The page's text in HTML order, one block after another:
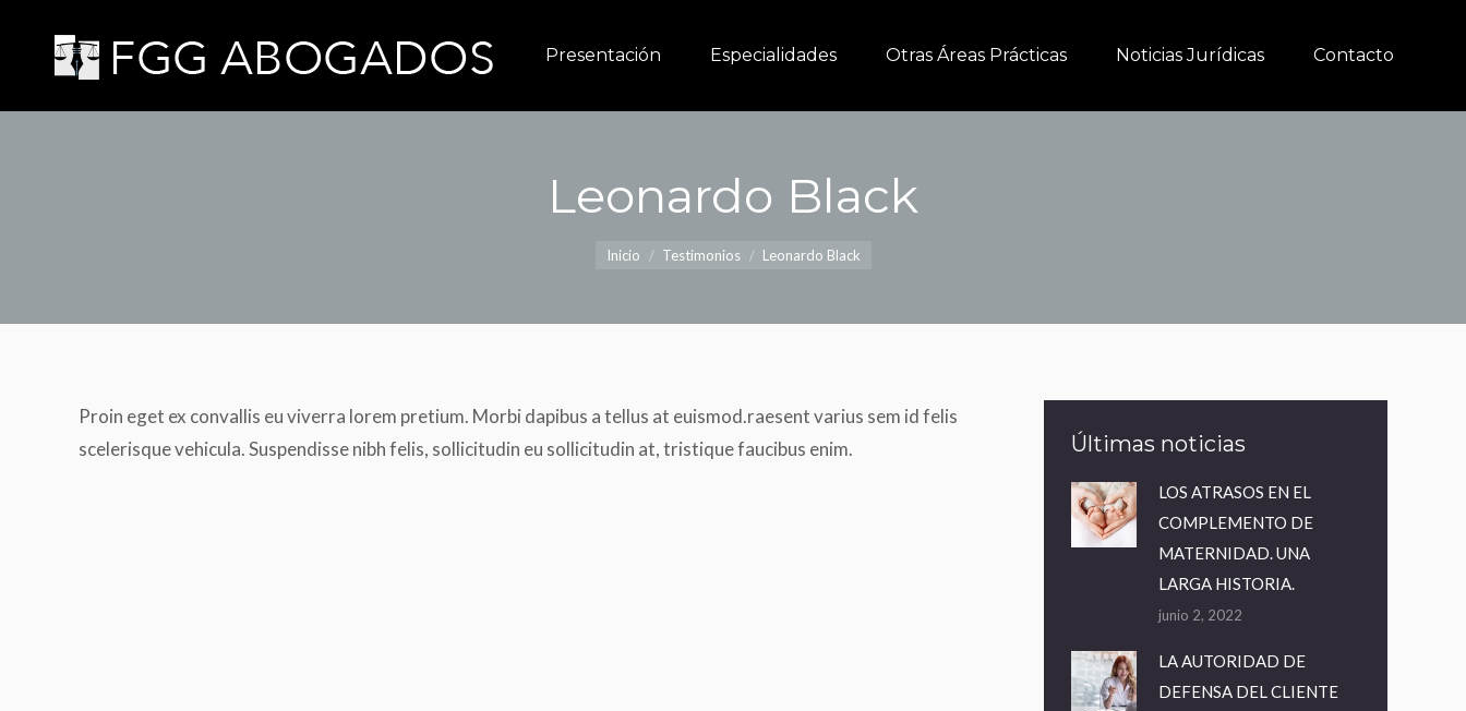
Presentación Especialidades Otras Áreas Prácticas Noticias Jurídicas Contacto
Leonardo Black
Inicio Testimonios Leonardo Black
Proin eget ex convallis eu viverra lorem pretium. Morbi dapibus a tellus at euismod.raesent varius sem id felis
scelerisque vehicula. Suspendisse nibh felis, sollicitudin eu sollicitudin at, tristique faucibus enim.
Últimas noticias
LOS ATRASOS EN EL
COMPLEMENTO DE
MATERNIDAD. UNA
LARGA HISTORIA.
junio 2, 2022
LA AUTORIDAD DE
DEFENSA DEL CLIENTE
Presentación Especialidades Otras Áreas Prácticas Noticias Jurídicas Contacto